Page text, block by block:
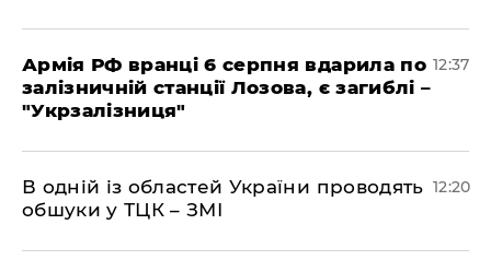
Армія РФ вранці 6 серпня вдарила по
залізничній станції Лозова, є загиблі –
"Укрзалізниця"
12:37
В одній із областей України проводять
обшуки у ТЦК – ЗМІ
12:20